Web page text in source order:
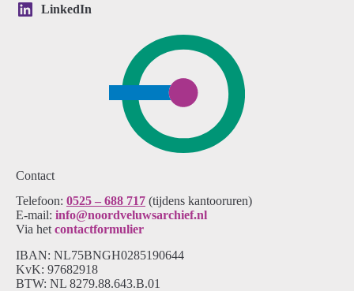
Contact
Telefoon: 0525 – 688 717 (tijdens kantooruren)
E-mail: info@noordveluwsarchief.nl
Via het contactformulier
IBAN: NL75BNGH0285190644
KvK: 97682918
BTW: NL 8279.88.643.B.01
LinkedIn